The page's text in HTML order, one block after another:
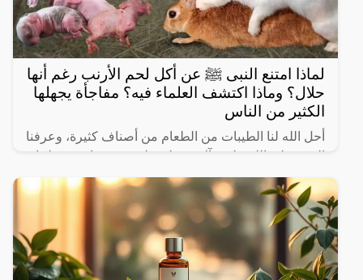
لماذا امتنع النبى ﷺ عن أكل لحم الأرنب رغم أنها
حلال؟ وماذا اكتشف العلماء فيه؟ مفاجأة يجهلها
الكثير من الناس
أحل الله لنا الطيبات من الطعام من أصناف كثيرة، وعرفنا
النبي صلى الله عليه وآله وسـلم على بعض ما حرم علينا،
ولكن يثير البعض من حين لآخر بعض المعلومات الغير